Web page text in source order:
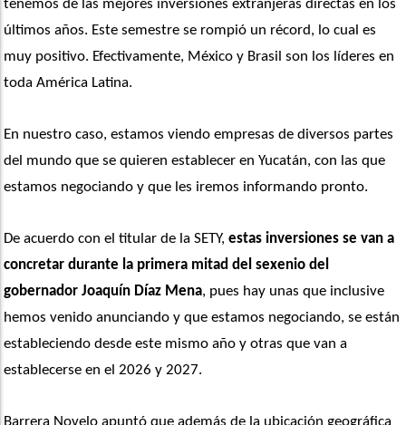
tenemos de las mejores inversiones extranjeras directas en los
últimos años. Este semestre se rompió un récord, lo cual es
muy positivo. Efectivamente, México y Brasil son los líderes en
toda América Latina.
En nuestro caso, estamos viendo empresas de diversos partes
del mundo que se quieren establecer en Yucatán, con las que
estamos negociando y que les iremos informando pronto.
De acuerdo con el titular de la SETY, estas inversiones se van a
concretar durante la primera mitad del sexenio del
gobernador Joaquín Díaz Mena, pues hay unas que inclusive
hemos venido anunciando y que estamos negociando, se están
estableciendo desde este mismo año y otras que van a
establecerse en el 2026 y 2027.
Barrera Novelo apuntó que además de la ubicación geográfica